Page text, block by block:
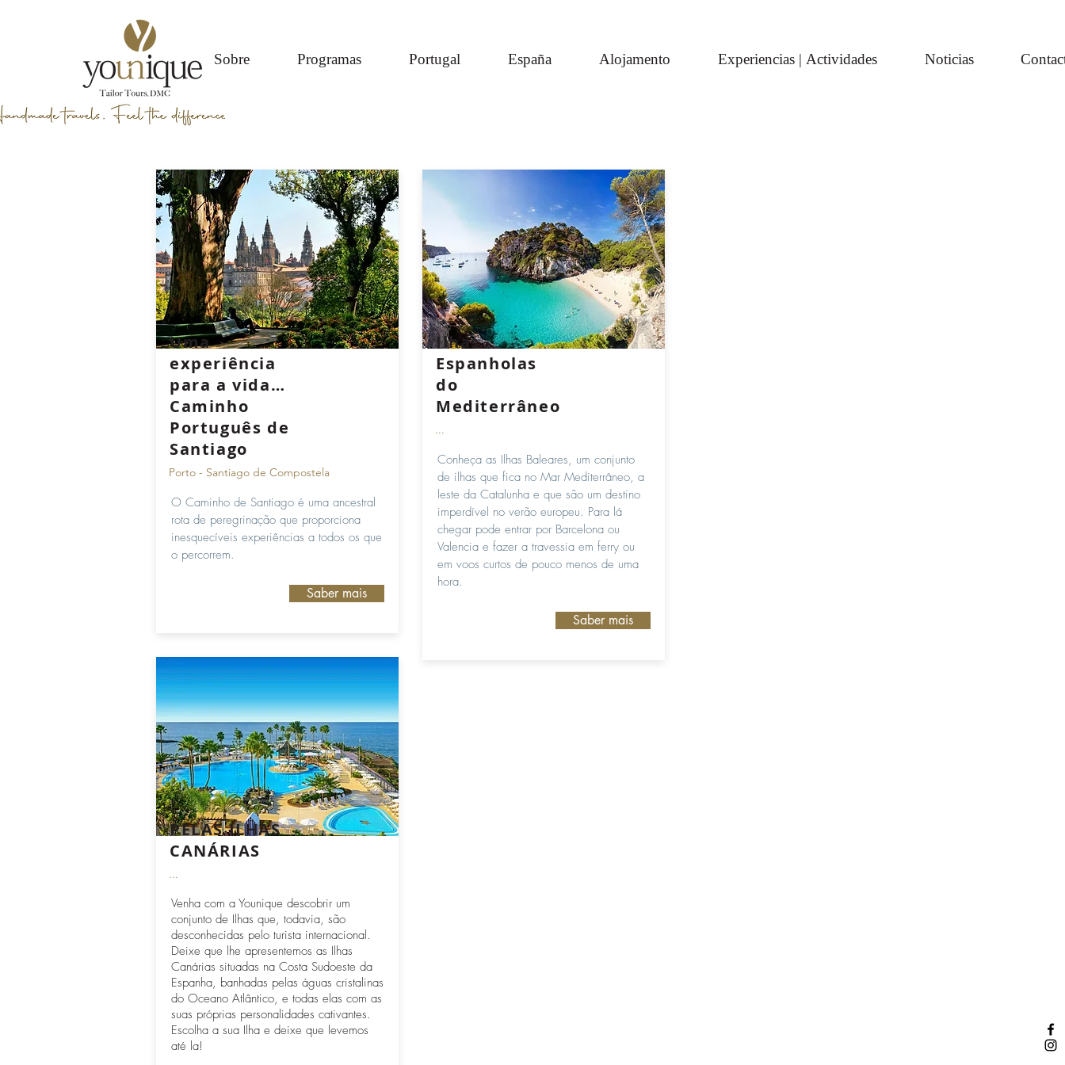
Sobre Programas Portugal España Alojamento Experiencias | Actividades Noticias
Uma
experiência
para a vida…
Caminho
Português de
Santiago
Porto - Santiago de Compostela
O Caminho de Santiago é uma ancestral
rota de peregrinação que proporciona
inesquecíveis experiências a todos os que
o percorrem.
Saber mais
PELAS ILHAS
CANÁRIAS
...
Venha com a Younique descobrir um
conjunto de Ilhas que, todavia, são
desconhecidas pelo turista internacional.
Deixe que lhe apresentemos as Ilhas
Canárias situadas na Costa Sudoeste da
Espanha, banhadas pelas águas cristalinas
do Oceano Atlântico, e todas elas com as
suas próprias personalidades cativantes.
Escolha a sua Ilha e deixe que levemos
até la!
Ilhas
Espanholas
do
Mediterrâneo
...
Conheça as Ilhas Baleares, um conjunto
de ilhas que fica no Mar Mediterrâneo, a
leste da Catalunha e que são um destino
imperdível no verão europeu. Para lá
chegar pode entrar por Barcelona ou
Valencia e fazer a travessia em ferry ou
em voos curtos de pouco menos de uma
hora.
Saber mais